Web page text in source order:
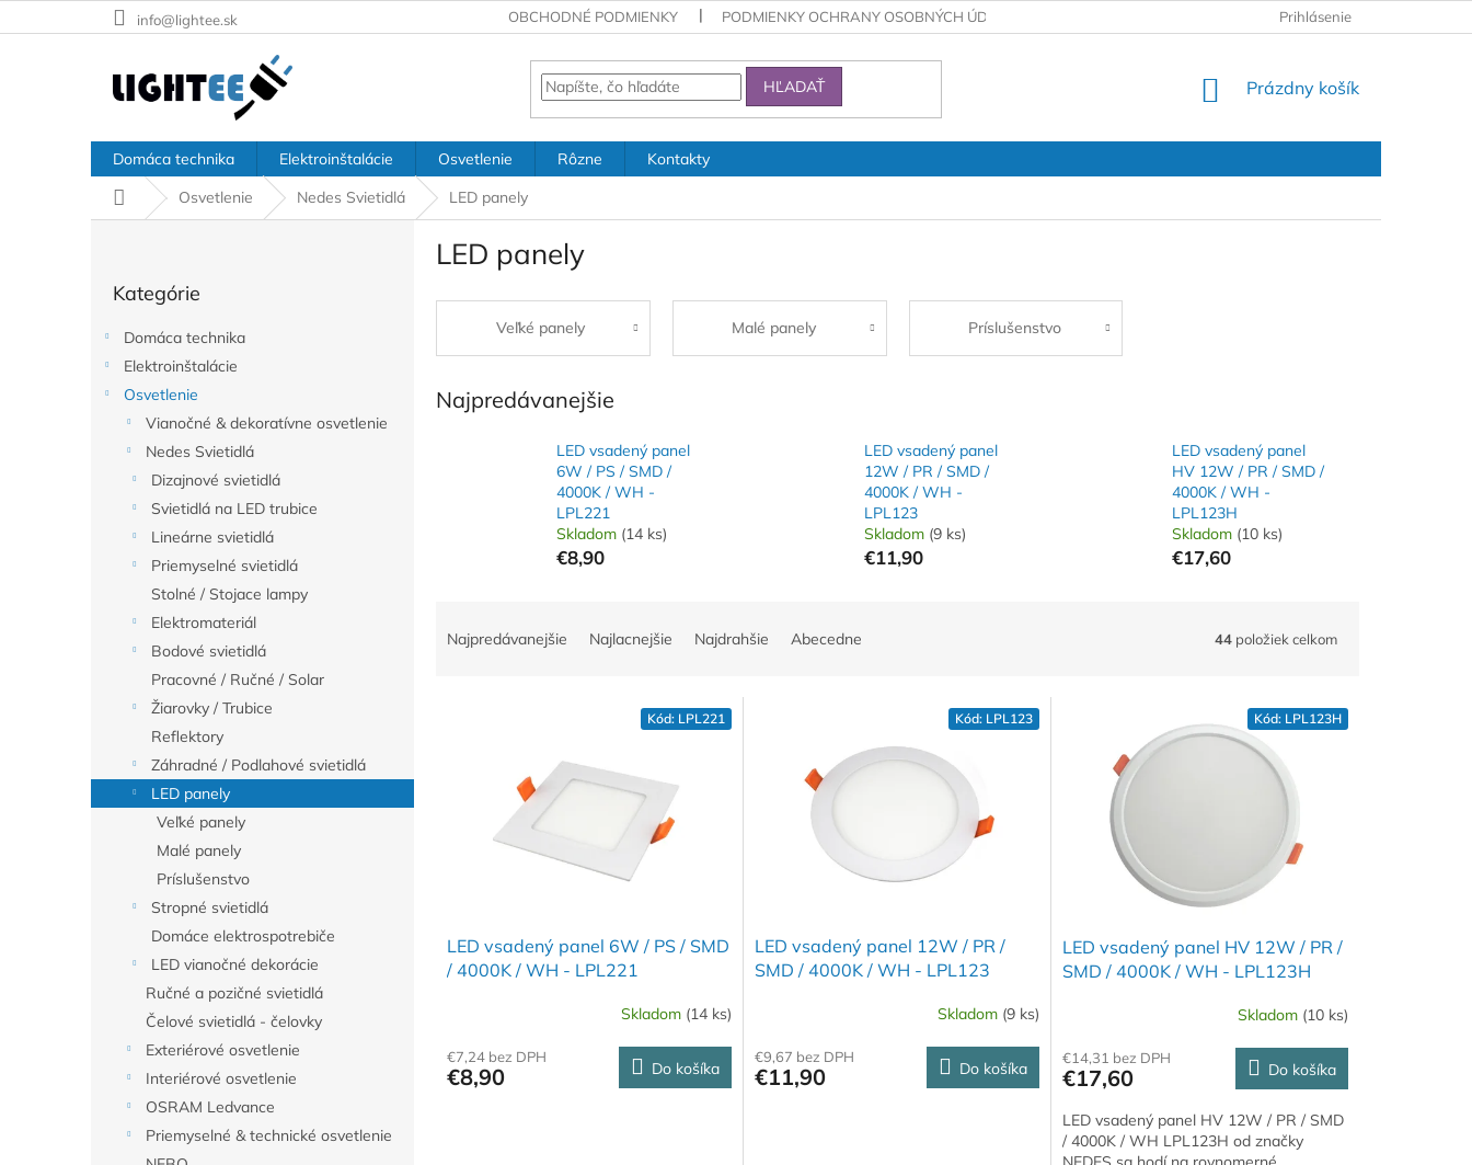
na
info@lightee.sk OBCHODNÉ PODMIENKY PODMIENKY OCHRANY OSOBNÝCH ÚDAJOV Prihlásenie
HĽADAŤ
NÁKUPNÝ
Prázdny košík
Domáca technika Elektroinštalácie Osvetlenie Rôzne
Kontakty
DomovOsvetlenie Nedes Svietidlá LED panely
kategórie
Kategórie
Domáca technika
Elektroinštalácie
Osvetlenie
Vianočné & dekoratívne osvetlenie
Nedes Svietidlá
Dizajnové svietidlá
Svietidlá na LED trubice
Lineárne svietidlá
Priemyselné svietidlá
Stolné / Stojace lampy
Elektromateriál
Bodové svietidlá
Pracovné / Ručné / Solar
Žiarovky / Trubice
Reflektory
Záhradné / Podlahové svietidlá
LED panely
Veľké panely
Malé panely
Príslušenstvo
Stropné svietidlá
Domáce elektrospotrebiče
LED vianočné dekorácie
Ručné a pozičné svietidlá
Čelové svietidlá - čelovky
Exteriérové osvetlenie
Interiérové osvetlenie
OSRAM Ledvance
Priemyselné & technické osvetlenie
LED panely
Veľké panely Malé panely Príslušenstvo
Najpredávanejšie
LED vsadený panel
6W / PS / SMD /
4000K / WH -
LPL221
Skladom (14 ks)
€8,90
LED vsadený panel
12W / PR / SMD /
4000K / WH -
LPL123
Skladom (9 ks)
€11,90
LED vsadený panel
HV 12W / PR / SMD /
4000K / WH -
LPL123H
Skladom (10 ks)
€17,60
Najpredávanejšie Najlacnejšie Najdrahšie Abecedne 44 položiek celkom
LED vsadený panel 6W / PS / SMD
/ 4000K / WH - LPL221
Skladom (14 ks)
€7,24 bez DPH
€8,90 Do košíka
Kód: LPL221
LED vsadený panel 12W / PR /
SMD / 4000K / WH - LPL123
Skladom (9 ks)
€9,67 bez DPH
€11,90 Do košíka
Kód: LPL123
LED vsadený panel HV 12W / PR /
SMD / 4000K / WH - LPL123H
Skladom (10 ks)
€14,31 bez DPH
€17,60 Do košíka
LED vsadený panel HV 12W / PR / SMD
/ 4000K / WH LPL123H od značky
Kód: LPL123H